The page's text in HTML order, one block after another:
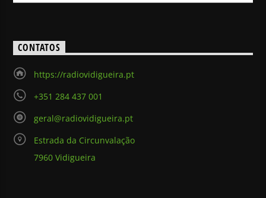
CONTATOS
https://radiovidigueira.pt
+351 284 437 001
geral@radiovidigueira.pt
Estrada da Circunvalação
7960 Vidigueira